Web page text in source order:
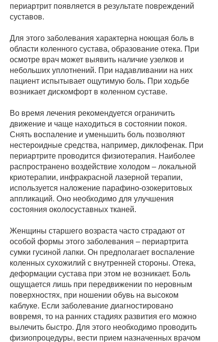
периартрит появляется в результате повреждений
суставов.
Для этого заболевания характерна ноющая боль в
области коленного сустава, образование отека. При
осмотре врач может выявить наличие узелков и
небольших уплотнений. При надавливании на них
пациент испытывает ощутимую боль. При ходьбе
возникает дискомфорт в коленном суставе.
Во время лечения рекомендуется ограничить
движение и чаще находиться в состоянии покоя.
Снять воспаление и уменьшить боль позволяют
нестероидные средства, например, диклофенак. При
периартрите проводится физиотерапия. Наиболее
распространено воздействие холодом – локальной
криотерапии, инфракрасной лазерной терапии,
используется наложение парафино-озокеритовых
аппликаций. Оно необходимо для улучшения
состояния околосуставных тканей.
Женщины старшего возраста часто страдают от
особой формы этого заболевания – периартрита
сумки гусиной лапки. Он предполагает воспаление
коленных сухожилий с внутренней стороны. Отека,
деформации сустава при этом не возникает. Боль
ощущается лишь при передвижении по неровным
поверхностях, при ношении обувь на высоком
каблуке. Если заболевание диагностировано
вовремя, то на ранних стадиях развития его можно
вылечить быстро. Для этого необходимо проводить
физиопроцедуры, вести прием назначенных врачом